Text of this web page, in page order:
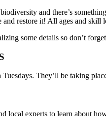
and there’s
and restore it! All ages and skill
some details so don’t
They’ll be taking
local experts to learn about